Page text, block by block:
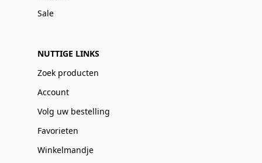
Sale
NUTTIGE LINKS
Zoek producten
Account
Volg uw bestelling
Favorieten
Winkelmandje